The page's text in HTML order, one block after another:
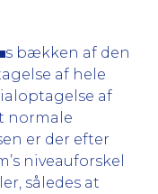
s bækken af den
af hele
af
normale
er der efter
niveauforskel
således at